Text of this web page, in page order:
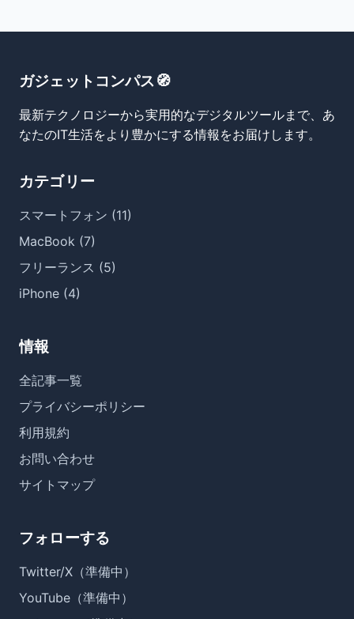
ガジェットコンパス🧭
最新テクノロジーから実用的なデジタルツールまで、あ
なたのIT生活をより豊かにする情報をお届けします。
カテゴリー
スマートフォン (11)
MacBook (7)
フリーランス (5)
iPhone (4)
情報
全記事一覧
プライバシーポリシー
利用規約
お問い合わせ
サイトマップ
フォローする
Twitter/X（準備中）
YouTube（準備中）